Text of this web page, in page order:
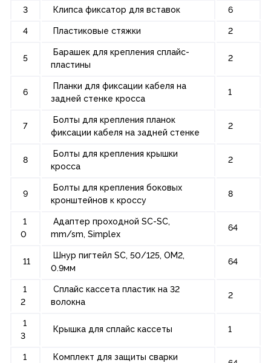
3 Клипса фиксатор для вставок 6
4 Пластиковые стяжки 2
5
Барашек для крепления сплайс-
пластины
2
6
Планки для фиксации кабеля на
задней стенке кросса
1
7
Болты для крепления планок
фиксации кабеля на задней стенке
2
8
Болты для крепления крышки
кросса
2
9
Болты для крепления боковых
кронштейнов к кроссу
8
1
0
Адаптер проходной SC-SC,
mm/sm, Simplex
64
11
Шнур пигтейл SC, 50/125, OM2,
0.9мм
64
1
2
Сплайс кассета пластик на 32
волокна
2
1
3
Крышка для сплайс кассеты 1
1 Комплект для защиты сварки